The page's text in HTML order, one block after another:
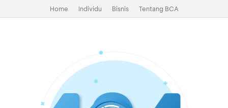
Home Individu Bisnis Tentang BCA